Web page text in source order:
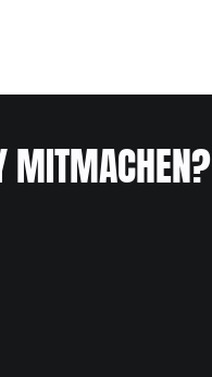
MITMACHEN?